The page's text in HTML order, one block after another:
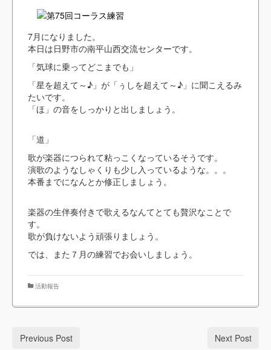
7月になりました。
本日は日野市の南平山西交流センターです。
「気球に乗ってどこまでも」
「星を超えて～♪」が「ぅしを超えて～♪」に聞こえるみ
たいです。
「ほ」の音をしっかりと出しましょう。
「道」
歌が楽器につられて粘っこくなっているそうです。
演歌のようなしゃくりも少し入っているような。。。
本番までになんとか修正しましょう。
楽器の生伴奏付きで歌えるなんてとても贅沢なことで
す。
歌が負けないよう頑張りましょう。
では、また７月の練習でお会いしましょう。
活動報告
Previous Post Next Post